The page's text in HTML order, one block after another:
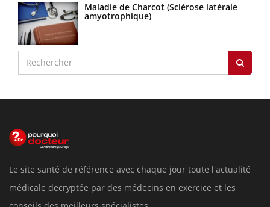
Maladie de Charcot (Sclérose latérale
amyotrophique)
Le site santé de référence avec chaque jour toute l'actualité
médicale decryptée par des médecins en exercice et les